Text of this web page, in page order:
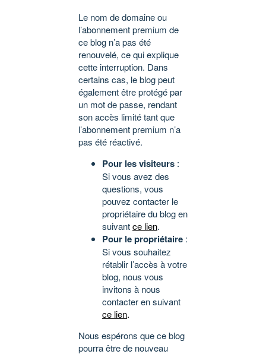
Le nom de domaine ou
l’abonnement premium de
ce blog n’a pas été
renouvelé, ce qui explique
cette interruption. Dans
certains cas, le blog peut
également être protégé par
un mot de passe, rendant
son accès limité tant que
l’abonnement premium n’a
pas été réactivé.
Pour les visiteurs :
Si vous avez des
questions, vous
pouvez contacter le
propriétaire du blog en
suivantce lien.
Pour le propriétaire :
Si vous souhaitez
rétablir l’accès à votre
blog, nous vous
invitons à nous
contacter en suivant
ce lien.
Nous espérons que ce blog
pourra être de nouveau